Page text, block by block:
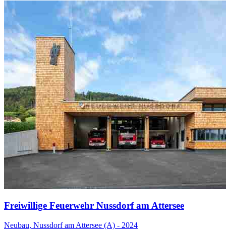
Freiwillige Feuerwehr Nussdorf am Attersee
Neubau, Nussdorf am Attersee (A) - 2024